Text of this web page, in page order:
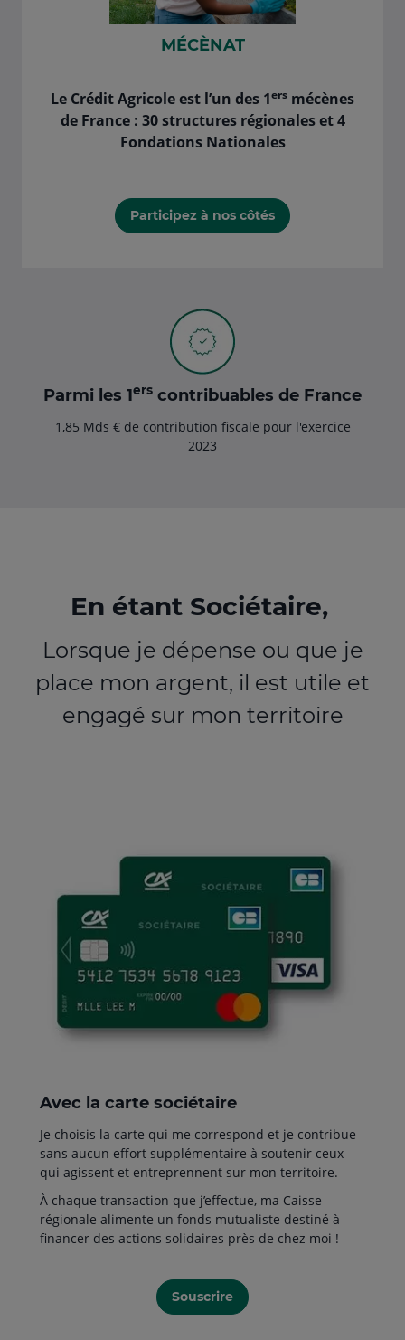
MÉCÈNAT
Le Crédit Agricole est l’un des 1ers mécènes
de France : 30 structures régionales et 4
Fondations Nationales
Participez à nos côtés
Parmi les 1ers contribuables de France
1,85 Mds € de contribution fiscale pour l'exercice
2023
En étant Sociétaire,
Lorsque je dépense ou que je
place mon argent, il est utile et
engagé sur mon territoire
Avec la carte sociétaire
Je choisis la carte qui me correspond et je contribue
sans aucun effort supplémentaire à soutenir ceux
qui agissent et entreprennent sur mon territoire.
À chaque transaction que j’effectue, ma Caisse
régionale alimente un fonds mutualiste destiné à
financer des actions solidaires près de chez moi !
Souscrire